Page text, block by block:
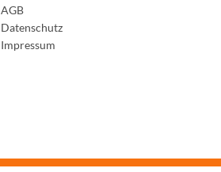
AGB
Datenschutz
Impressum